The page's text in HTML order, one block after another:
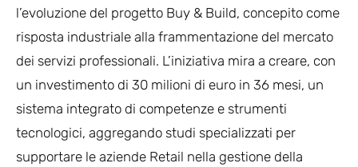
l’evoluzione del progetto Buy & Build, concepito come
risposta industriale alla frammentazione del mercato
dei servizi professionali. L’iniziativa mira a creare, con
un investimento di 30 milioni di euro in 36 mesi, un
sistema integrato di competenze e strumenti
tecnologici, aggregando studi specializzati per
supportare le aziende Retail nella gestione della